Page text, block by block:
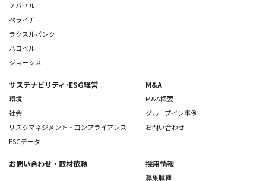
ノバセル
ペライチ
ラクスルバンク
ハコベル
ジョーシス
サステナビリティ･ESG経営
環境
社会
リスクマネジメント・コンプライアンス
ESGデータ
M&A
M&A概要
グループイン事例
お問い合わせ
お問い合わせ ・取材依頼 採用情報
募集職種